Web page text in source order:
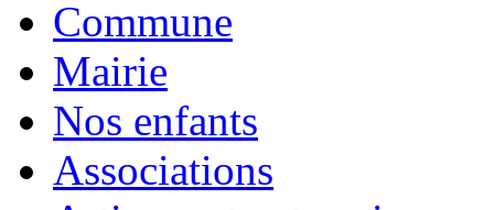
Commune
Mairie
Nos enfants
Associations